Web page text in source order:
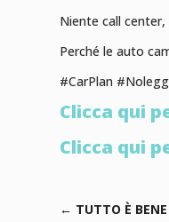
Niente call
Perché le auto
#CarPlan
Clicca qui
Clicca qui
← TUTTO È